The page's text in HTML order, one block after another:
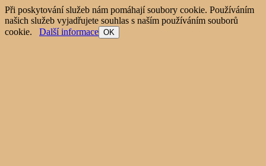
Při poskytování služeb nám pomáhají soubory cookie. Používáním
našich služeb vyjadřujete souhlas s naším používáním souborů
cookie. Další informace